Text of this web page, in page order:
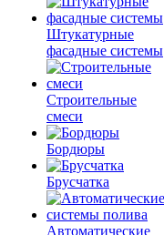
Штукатурные
фасадные системы
Строительные
смеси
Бордюры
Брусчатка
Автоматические